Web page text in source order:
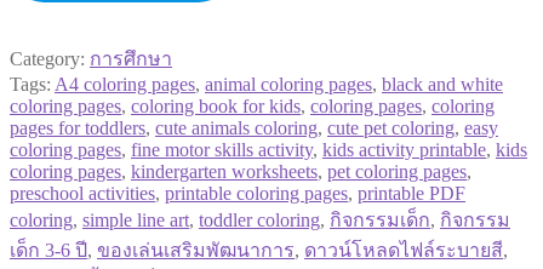
Category: การศึกษา
Tags: A4 coloring pages, animal coloring pages, black and white
coloring pages, coloring book for kids, coloring pages, coloring
pages for toddlers, cute animals coloring, cute pet coloring, easy
coloring pages, fine motor skills activity, kids activity printable, kids
coloring pages, kindergarten worksheets, pet coloring pages,
preschool activities, printable coloring pages, printable PDF
coloring, simple line art, toddler coloring, กิจกรรมเด็ก, กิจกรรม
เด็ก 3-6 ปี, ของเล่นเสริมพัฒนาการ, ดาวน์โหลดไฟล์ระบายสี,